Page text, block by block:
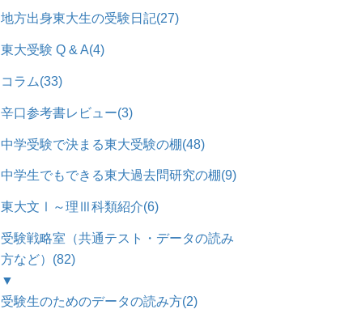
地方出身東大生の受験日記(27)
東大受験 Q & A(4)
コラム(33)
辛口参考書レビュー(3)
中学受験で決まる東大受験の棚(48)
中学生でもできる東大過去問研究の棚(9)
東大文Ⅰ～理Ⅲ科類紹介(6)
受験戦略室（共通テスト・データの読み
方など） (82)
▼
受験生のためのデータの読み方(2)